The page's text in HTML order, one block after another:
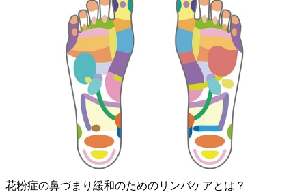
花粉症の鼻づまり緩和のためのリンパケアとは？